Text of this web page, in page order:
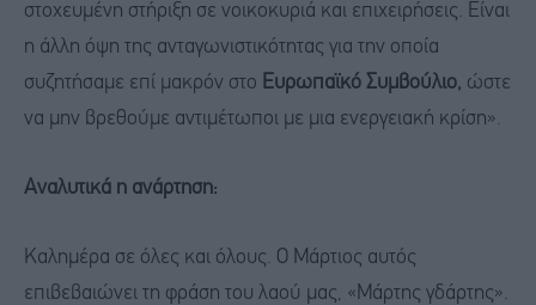
στοχευμένη στήριξη σε νοικοκυριά και επιχειρήσεις. Είναι
η άλλη όψη της ανταγωνιστικότητας για την οποία
συζητήσαμε επί μακρόν στο Ευρωπαϊκό Συμβούλιο, ώστε
να μην βρεθούμε αντιμέτωποι με μια ενεργειακή κρίση».
Αναλυτικά η ανάρτηση:
Καλημέρα σε όλες και όλους. Ο Μάρτιος αυτός
επιβεβαιώνει τη φράση του λαού μας, «Μάρτης γδάρτης».